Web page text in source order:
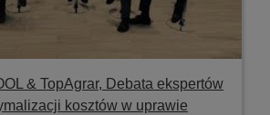
& TopAgrar, Debata ekspertów
kosztów w uprawie